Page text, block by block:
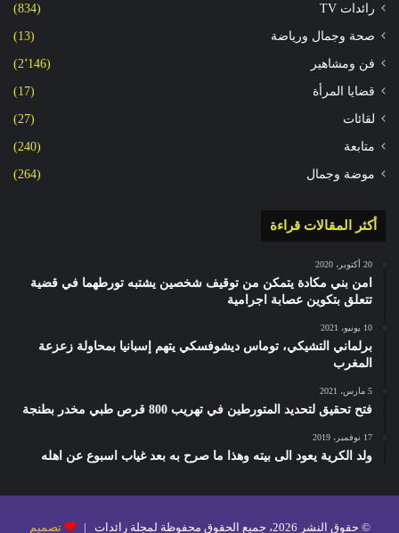
رائدات TV (834)
صحة وجمال ورياضة (13)
فن ومشاهير (2٬146)
قضايا المرأة (17)
لقائات (27)
متابعة (240)
موضة وجمال (264)
أكثر المقالات قراءة
20 أكتوبر، 2020
امن بني مكادة يتمكن من توقيف شخصين يشتبه تورطهما في قضية
تتعلق بتكوين عصابة اجرامية
10 يونيو، 2021
برلماني التشيكي، توماس ديشوفسكي يتهم إسبانيا بمحاولة زعزعة
المغرب
5 مارس، 2021
فتح تحقيق لتحديد المتورطين في تهريب 800 قرص طبي مخدر بطنجة
17 نوفمبر، 2019
ولد الكرية يعود الى بيته وهذا ما صرح به بعد غياب اسبوع عن اهله
© حقوق النشر 2026، جميع الحقوق محفوظة لمجلة رائدات | تصميم